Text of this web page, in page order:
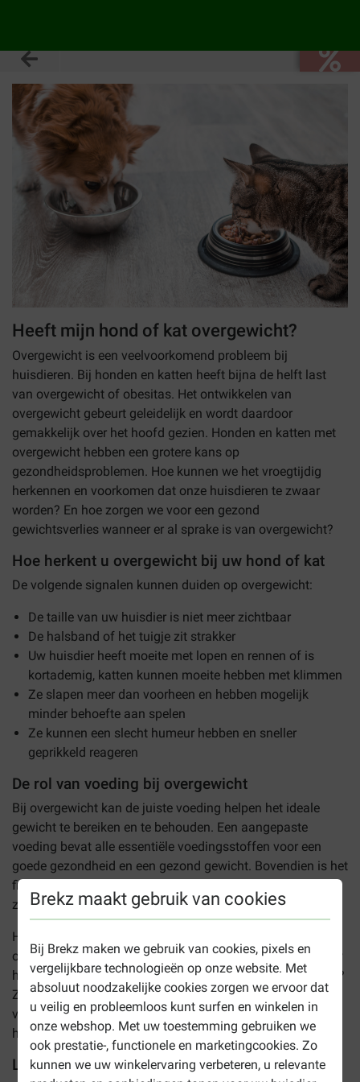
Brekz maakt gebruik van cookies
Bij Brekz maken we gebruik van cookies, pixels en
vergelijkbare technologieën op onze website. Met
absoluut noodzakelijke cookies zorgen we ervoor dat
u veilig en probleemloos kunt surfen en winkelen in
onze webshop. Met uw toestemming gebruiken we
ook prestatie-, functionele en marketingcookies. Zo
kunnen we uw winkelervaring verbeteren, u relevante
Heeft mijn hond of kat overgewicht?
Overgewicht is een veelvoorkomend probleem bij
huisdieren. Bij honden en katten heeft bijna de helft last
van overgewicht of obesitas. Het ontwikkelen van
overgewicht gebeurt geleidelijk en wordt daardoor
gemakkelijk over het hoofd gezien. Honden en katten met
overgewicht hebben een grotere kans op
gezondheidsproblemen. Hoe kunnen we het vroegtijdig
herkennen en voorkomen dat onze huisdieren te zwaar
worden? En hoe zorgen we voor een gezond
gewichtsverlies wanneer er al sprake is van overgewicht?
Hoe herkent u overgewicht bij uw hond of kat
De volgende signalen kunnen duiden op overgewicht:
De taille van uw huisdier is niet meer zichtbaar
De halsband of het tuigje zit strakker
Uw huisdier heeft moeite met lopen en rennen of is
kortademig, katten kunnen moeite hebben met klimmen
Ze slapen meer dan voorheen en hebben mogelijk
minder behoefte aan spelen
Ze kunnen een slecht humeur hebben en sneller
geprikkeld reageren
De rol van voeding bij overgewicht
Bij overgewicht kan de juiste voeding helpen het ideale
gewicht te bereiken en te behouden. Een aangepaste
voeding bevat alle essentiële voedingsstoffen voor een
goede gezondheid en een gezond gewicht. Bovendien is het
fijn als de voeding een vullend en voldaan gevoel geeft,
zodat uw huisdier niet constant gaat bedelen.
Heeft uw huisdier aanleg voor het ontwikkelen van
overgewicht of is er al sprake van overgewicht en wilt u uw
huisdier helpen om weer op een gezond gewicht te komen?
Zorg dan voor voldoende beweging en kies voor de juiste
voeding. Hill’s heeft een speciale Light voeding voor
huisdieren met behoefte aan een caloriearme voeding.
Light voeding voor honden